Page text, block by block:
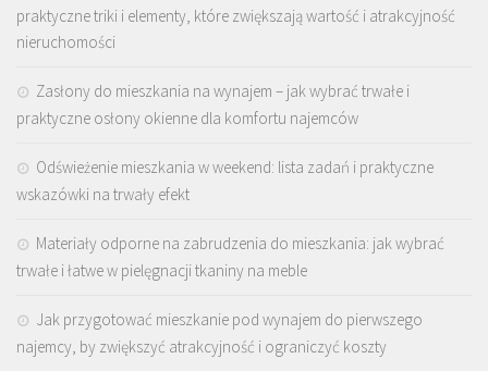
praktyczne triki i elementy, które zwiększają wartość i atrakcyjność
nieruchomości
Zasłony do mieszkania na wynajem – jak wybrać trwałe i
praktyczne osłony okienne dla komfortu najemców
Odświeżenie mieszkania w weekend: lista zadań i praktyczne
wskazówki na trwały efekt
Materiały odporne na zabrudzenia do mieszkania: jak wybrać
trwałe i łatwe w pielęgnacji tkaniny na meble
Jak przygotować mieszkanie pod wynajem do pierwszego
najemcy, by zwiększyć atrakcyjność i ograniczyć koszty